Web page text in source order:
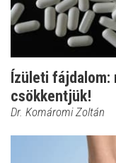
Ízületi fájdalom:
csökkentjük!
Dr. Komáromi Zoltán